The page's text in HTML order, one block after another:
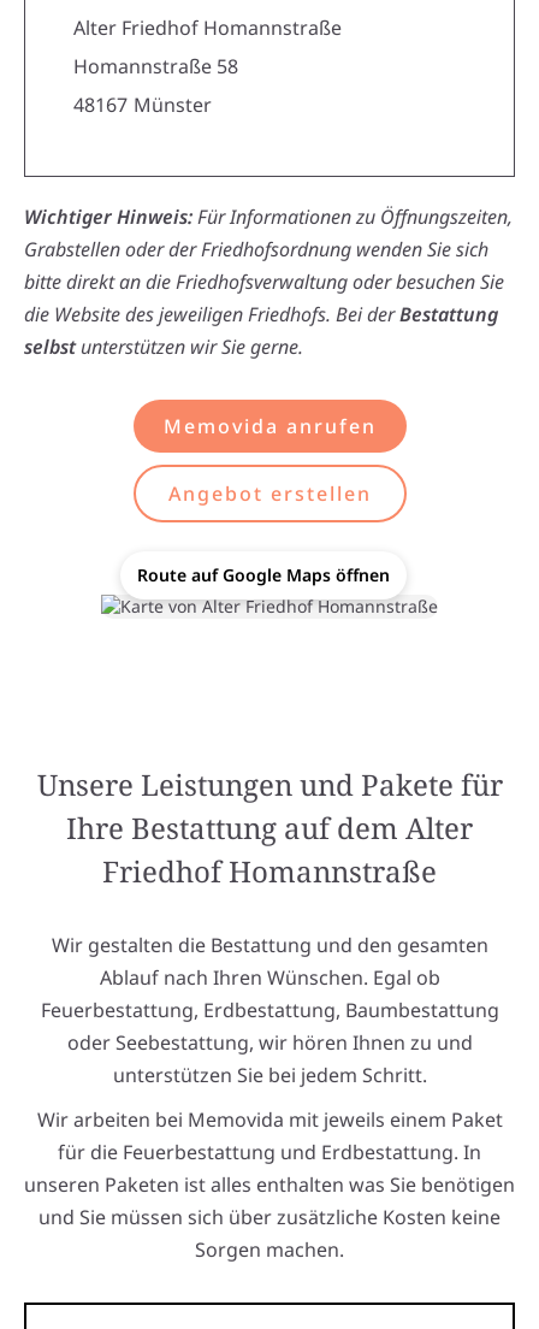
Alter Friedhof Homannstraße
Homannstraße 58
48167 Münster
Wichtiger Hinweis:Für Informationen zu Öffnungszeiten,
Grabstellen oder der Friedhofsordnung wenden Sie sich
bitte direkt an die Friedhofsverwaltung oder besuchen Sie
die Website des jeweiligen Friedhofs. Bei derBestattung
selbstunterstützen wir Sie gerne.
Memovida anrufen
Angebot erstellen
Route auf Google Maps öffnen
Unsere Leistungen und Pakete für
Ihre Bestattung auf dem Alter
Friedhof Homannstraße
Wir gestalten die Bestattung und den gesamten
Ablauf nach Ihren Wünschen. Egal ob
Feuerbestattung, Erdbestattung, Baumbestattung
oder Seebestattung, wir hören Ihnen zu und
unterstützen Sie bei jedem Schritt.
Wir arbeiten bei Memovida mit jeweils einem Paket
für die Feuerbestattung und Erdbestattung. In
unseren Paketen ist alles enthalten was Sie benötigen
und Sie müssen sich über zusätzliche Kosten keine
Sorgen machen.